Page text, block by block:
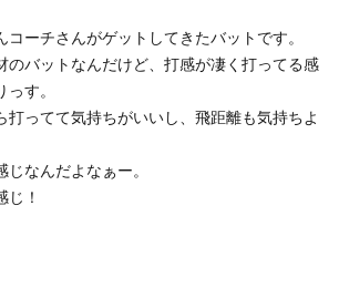
ーチさんがゲットしてきたバットです。
のバットなんだけど、打感が凄く打ってる感
す。
打ってて気持ちがいいし、飛距離も気持ちよ
なんだよなぁー。
！